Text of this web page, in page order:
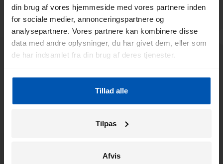
din brug af vores hjemmeside med vores partnere inden
for sociale medier, annonceringspartnere og
analysepartnere. Vores partnere kan kombinere disse
data med andre oplysninger, du har givet dem, eller som
de har indsamlet fra din brug af deres tjenester.
Tillad alle
Tilpas
Afvis